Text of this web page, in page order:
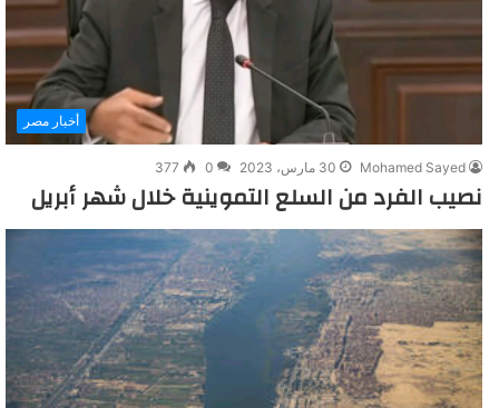
أخبار مصر
Mohamed Sayed 30 مارس، 2023 0
377
نصيب الفرد من السلع التموينية خلال شهر أبريل